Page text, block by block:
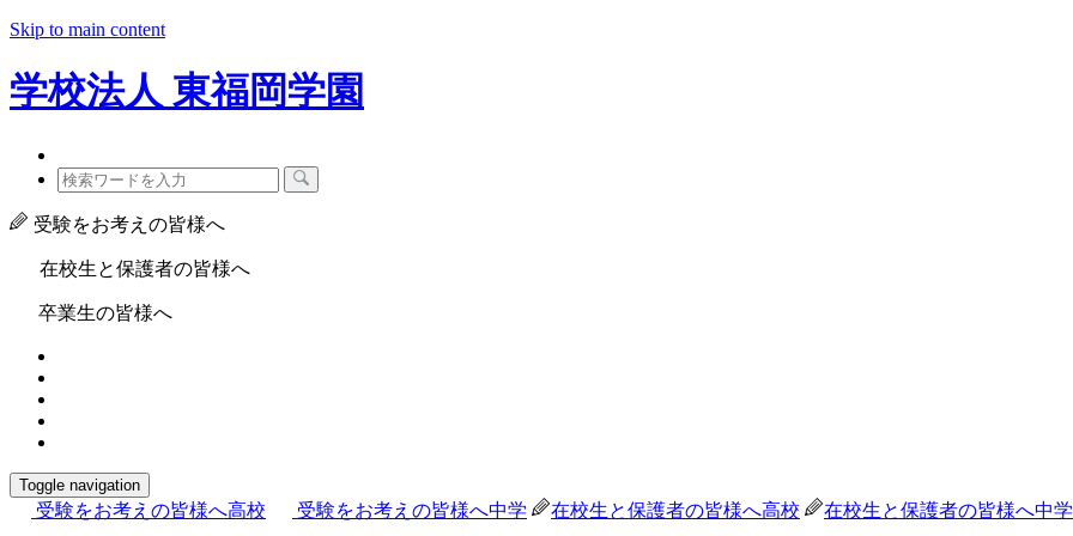
Skip to main content
学校法人 東福岡学園
受験をお考えの皆様へ
在校生と保護者の皆様へ
卒業生の皆様へ
Toggle navigation
受験をお考えの皆様へ高校 受験をお考えの皆様へ中学 在校生と保護者の皆様へ高校 在校生と保護者の皆様へ中学